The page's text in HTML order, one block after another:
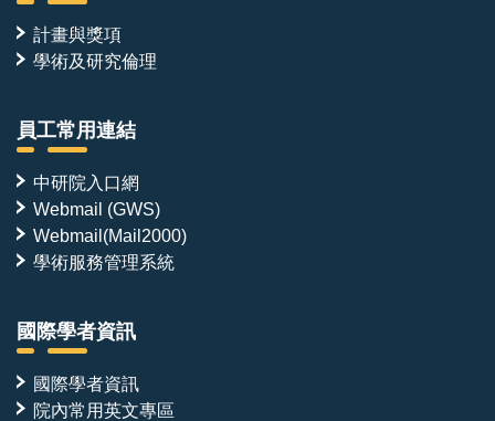
計畫與獎項
學術及研究倫理
員工常用連結
中研院入口網
Webmail (GWS)
Webmail(Mail2000)
學術服務管理系統
國際學者資訊
國際學者資訊
院內常用英文專區